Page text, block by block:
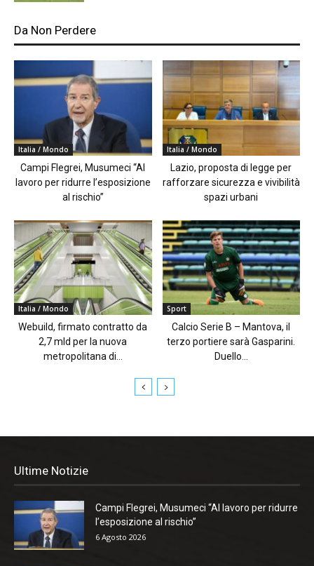
Da Non Perdere
Italia / Mondo
Campi Flegrei, Musumeci “Al
lavoro per ridurre l’esposizione
al rischio”
Italia / Mondo
Lazio, proposta di legge per
rafforzare sicurezza e vivibilità
spazi urbani
Italia / Mondo
Webuild, firmato contratto da
2,7 mld per la nuova
metropolitana di...
Sport
Calcio Serie B – Mantova, il
terzo portiere sarà Gasparini.
Duello...
Ultime Notizie
Campi Flegrei, Musumeci “Al lavoro per ridurre
l’esposizione al rischio”
6 Agosto 2026